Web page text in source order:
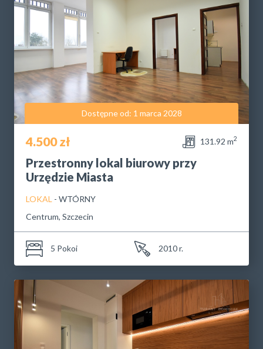
Dostępne od: 1 marca 2028
4.500 zł 131.92 m2
Przestronny lokal biurowy przy
Urzędzie Miasta
LOKAL - WTÓRNY
Centrum, Szczecin
5 Pokoi 2010 r.